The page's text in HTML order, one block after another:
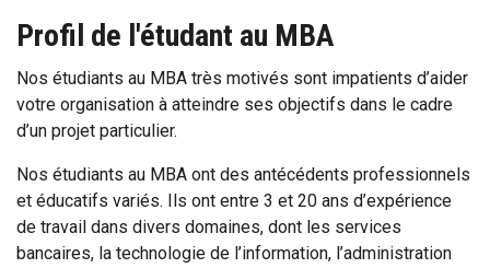
Profil de l'étudant au MBA
Nos étudiants au MBA très motivés sont impatients d’aider
votre organisation à atteindre ses objectifs dans le cadre
d’un projet particulier.
Nos étudiants au MBA ont des antécédents professionnels
et éducatifs variés. Ils ont entre 3 et 20 ans d’expérience
de travail dans divers domaines, dont les services
bancaires, la technologie de l’information, l’administration